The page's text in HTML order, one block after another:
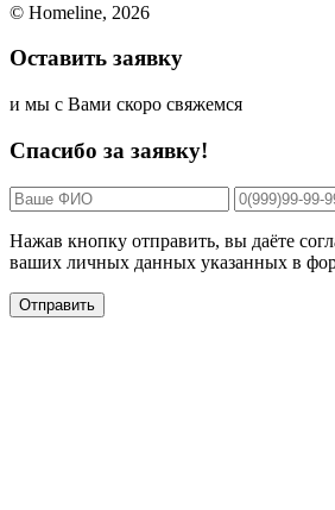
© Homeline, 2026
Оставить заявку
и мы c Вами скоро свяжемся
Спасибо за заявку!
Нажав кнопку отправить, вы даёте
ваших личных данных указанных в
Отправить